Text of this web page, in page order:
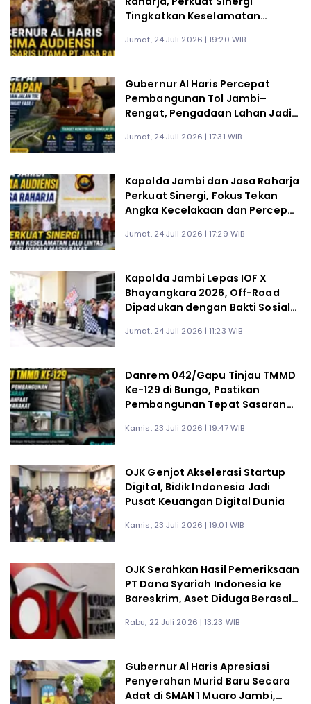
Tingkatkan Keselamatan
Pajak Kendaraan
Jumat, 24 Juli 2026 | 19:20 WIB
Gubernur Al Haris Percepat
Pembangunan Tol Jambi–
Rengat, Pengadaan Lahan Jadi
Jumat, 24 Juli 2026 | 17:31 WIB
Kapolda Jambi dan Jasa Raharja
Perkuat Sinergi, Fokus Tekan
Angka Kecelakaan dan Percepat
Jumat, 24 Juli 2026 | 17:29 WIB
Kapolda Jambi Lepas IOF X
Bhayangkara 2026, Off-Road
Dipadukan dengan Bakti Sosial
Jumat, 24 Juli 2026 | 11:23 WIB
Danrem 042/Gapu Tinjau TMMD
Ke-129 di Bungo, Pastikan
Pembangunan Tepat Sasaran
Kamis, 23 Juli 2026 | 19:47 WIB
OJK Genjot Akselerasi Startup
Digital, Bidik Indonesia Jadi
Pusat Keuangan Digital Dunia
Kamis, 23 Juli 2026 | 19:01 WIB
OJK Serahkan Hasil Pemeriksaan
PT Dana Syariah Indonesia ke
Bareskrim, Aset Diduga Berasal
Rabu, 22 Juli 2026 | 13:23 WIB
Gubernur Al Haris Apresiasi
Penyerahan Murid Baru Secara
Adat di SMAN 1 Muaro Jambi,